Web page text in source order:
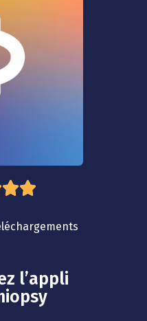

l’appli